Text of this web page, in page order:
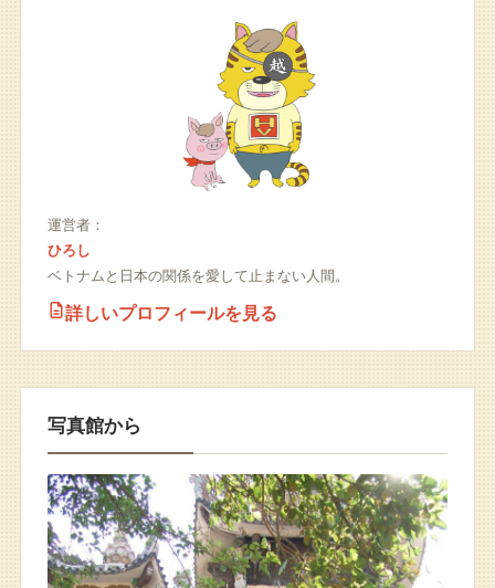
運営者：
ひろし
ベトナムと日本の関係を愛して止まない人間。
詳しいプロフィールを見る
写真館から